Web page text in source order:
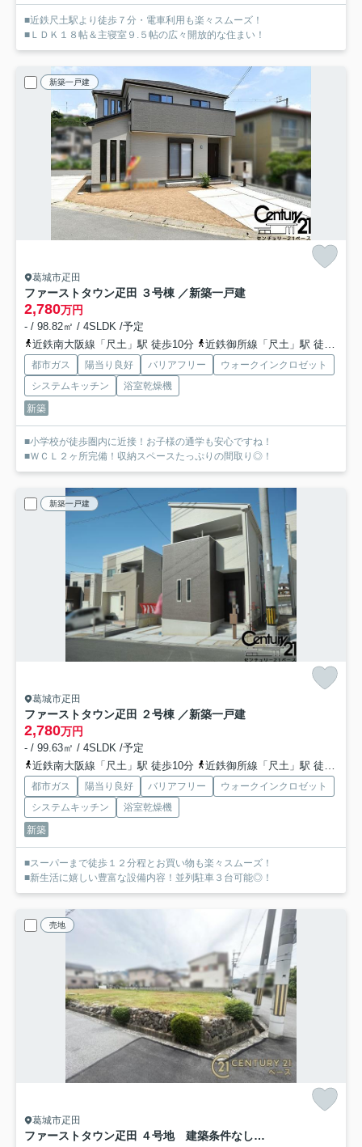
■近鉄尺土駅より徒歩７分・電車利用も楽々スムーズ！
■ＬＤＫ１８帖＆主寝室９.５帖の広々開放的な住まい！
新築一戸建
葛城市疋田
ファーストタウン疋田 ３号棟 ／新築一戸建
2,780万円
- / 98.82㎡ / 4SLDK /予定
近鉄南大阪線「尺土」駅 徒歩10分
近鉄御所線「尺土」駅 徒歩10分
都市ガス 陽当り良好 バリアフリー
ウォークインクロゼット
システムキッチン
浴室乾燥機
新築
■小学校が徒歩圏内に近接！お子様の通学も安心ですね！
■ＷＣＬ２ヶ所完備！収納スペースたっぷりの間取り◎！
新築一戸建
葛城市疋田
ファーストタウン疋田 ２号棟 ／新築一戸建
2,780万円
- / 99.63㎡ / 4SLDK /予定
近鉄南大阪線「尺土」駅 徒歩10分
近鉄御所線「尺土」駅 徒歩10分
都市ガス 陽当り良好 バリアフリー
ウォークインクロゼット
システムキッチン
浴室乾燥機
新築
■スーパーまで徒歩１２分程とお買い物も楽々スムーズ！
■新生活に嬉しい豊富な設備内容！並列駐車３台可能◎！
売地
葛城市疋田
ファーストタウン疋田 ４号地 建築条件なし土地